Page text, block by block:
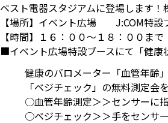
ベスト電器スタジアムに登場します
【場所】イベント広場 J:COM特設
【時間】１６：００〜１８：００まで
■イベント広場特設ブースにて「健康
健康のバロメーター「血管年齢
「ベジチェック」の無料測定会
○血管年齢測定＞＞センサーに
○ベジチェック＞＞手をセンサ